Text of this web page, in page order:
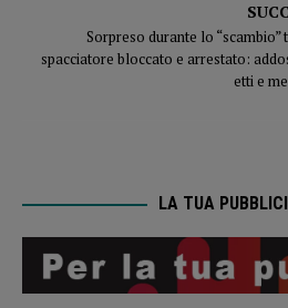
Sorpreso durante lo “scambio”
spacciatore bloccato e arrestato:
etti e
LA TUA